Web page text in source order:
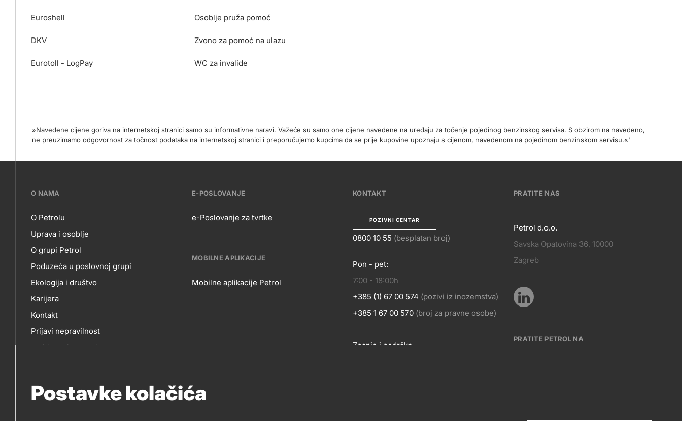
Postavke kolačića
Euroshell
DKV
Eurotoll - LogPay
Osoblje pruža pomoć
Zvono za pomoć na ulazu
WC za invalide
»Navedene cijene goriva na internetskoj stranici samo su informativne naravi. Važeće su samo one cijene navedene na uređaju za točenje pojedinog benzinskog servisa. S obzirom na navedeno,
ne preuzimamo odgovornost za točnost podataka na internetskoj stranici i preporučujemo kupcima da se prije kupovine upoznaju s cijenom, navedenom na pojedinom benzinskom servisu.«'
???
petrol-
skupno.footer-
title???
O NAMA
O
NAMA
O Petrolu
Uprava i osoblje
O grupi Petrol
Poduzeća u poslovnoj grupi
Ekologija i društvo
Karijera
Kontakt
Prijavi nepravilnost
Politika privatnosti
E-POSLOVANJE
E-
POSLOVANJE
e-Poslovanje za tvrtke
MOBILNE APLIKACIJE
Mobilne aplikacije Petrol
KONTAKT
POZIVNI CENTAR
KONTAKT
0800 10 55 (besplatan broj)
Pon - pet:
7:00 - 18:00h
+385 (1) 67 00 574 (pozivi iz inozemstva)
+385 1 67 00 570 (broj za pravne osobe)
Znanje i podrška
PRATITE NAS
Pratite
nas
Petrol d.o.o.
Savska Opatovina 36, 10000
Zagreb
Pratite
nas
Social
PRATITE PETROL NA